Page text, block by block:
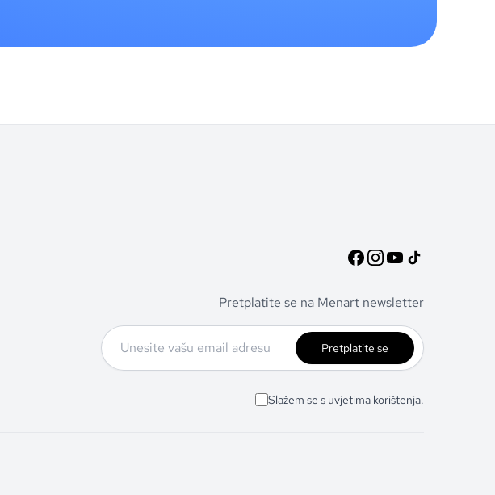
Pretplatite se na Menart newsletter
Pretplatite se
Slažem se s uvjetima korištenja.